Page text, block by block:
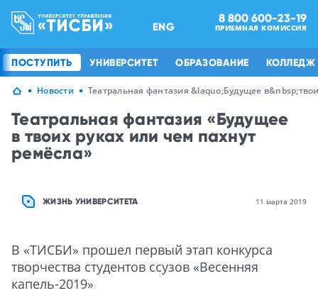
ENG
8 800 600-23-19
ПРИЕМНАЯ КОМИССИЯ
ПОСТУПИТЬ УНИВЕРСИТЕТ ОБРАЗОВАНИЕ КОЛЛЕДЖ
Новости Театральная фантазия &laquo;Будущее
Театральная фантазия «Будущее
в твоих руках или чем пахнут
ремёсла»
ЖИЗНЬ УНИВЕРСИТЕТА 11 марта 2019
В «ТИСБИ» прошел первый этап конкурса
творчества студентов ссузов «Весенняя
капель-2019»